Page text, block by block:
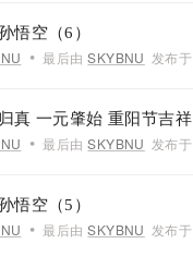
悟空（6）
• 最后由 SKYBNU 发布于
真 一元肇始 重阳节吉祥
• 最后由 SKYBNU 发布于
悟空（5）
• 最后由 SKYBNU 发布于